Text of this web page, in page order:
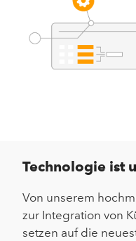
Technologie ist
Von unserem
zur Integration von
setzen auf die